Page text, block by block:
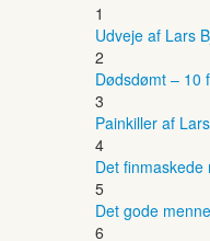
1
Udveje af Lars
2
Dødsdømt – 10
3
Painkiller af
4
Det
5
Det gode
6